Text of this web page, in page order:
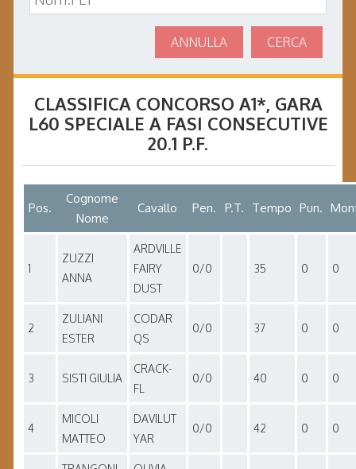
CERCA
ANNULLA
CLASSIFICA CONCORSO A1*, GARA
L60 SPECIALE A FASI CONSECUTIVE
20.1 P.F.
Pos.
Cognome
Nome
Cavallo Pen. P.T. Tempo Pun.
1
ZUZZI
ANNA
ARDVILLE
FAIRY
DUST
0/0 35 0 0
2
ZULIANI
ESTER
CODAR
QS
0/0 37 0 0
3 SISTI GIULIA
CRACK-
FL
0/0 40 0 0
4
MICOLI
MATTEO
DAVILUT
YAR
0/0 42 0 0